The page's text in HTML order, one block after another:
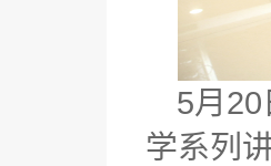
5月20
学系列